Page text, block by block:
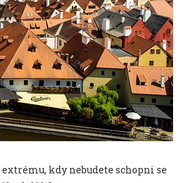
kdy nebudete schopni se